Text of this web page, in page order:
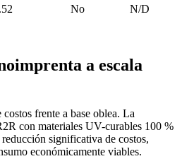
No N/D
a escala
frente a base oblea. La
con materiales UV-curables 100 %
significativa de costos,
económicamente viables.